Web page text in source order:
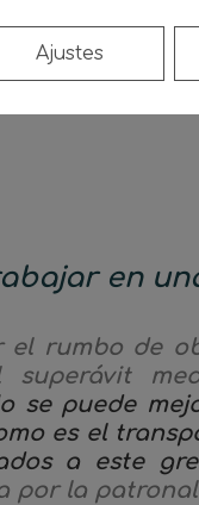
el desarrollo
en
rumbo de
se puede
es el
a este
por la
Ajustes